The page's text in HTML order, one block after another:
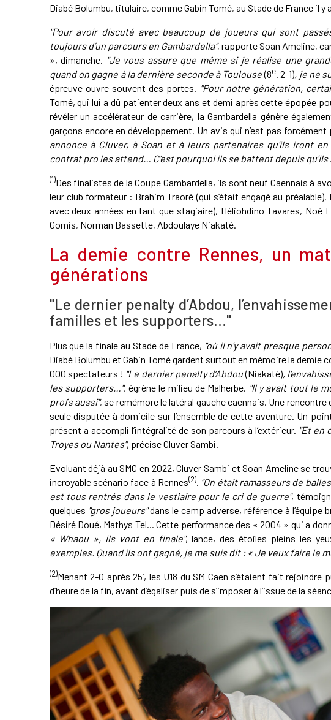
Diabé Bolumbu, titulaire, comme Gabin Tomé, au Stade de France il y
"Pour avoir discuté avec beaucoup de joueurs qui sont
toujours d’un parcours en Gambardella", rapporte Soan Ameline,
», dimanche. "Je vous assure que même si je réalise une
quand on gagne à la dernière seconde à Toulouse(8e. 2-1), je ne
épreuve ouvre souvent des portes. "Pour notre génération,
Tomé, qui lui a dû patienter deux ans et demi après cette épopée
révéler un accélérateur de carrière, la Gambardella génère
garçons encore en développement. Un avis qui n’est pas
annonce à Cluver, à Soan et à leurs partenaires qu’ils iront
contrat pro les attend… C’est pourquoi ils se battent depuis
(1)Des finalistes de la Coupe Gambardella, ils sont neuf Caennais à
leur club formateur : Brahim Traoré (qui s’était engagé au
avec deux années en tant que stagiaire), Héliohdino Tavares, Noé
Gomis, Norman Bassette, Abdoulaye Niakaté.
La demie contre Rennes, un
générations
"Le dernier penalty d’Abdou,
familles et les supporters…"
Plus que la finale au Stade de France, "où il n’y avait presque
Diabé Bolumbu et Gabin Tomé gardent surtout en mémoire la demie
000 spectateurs ! "Le dernier penalty d’Abdou(Niakaté),
les supporters…", égrène le milieu de Malherbe. "Il y avait tout le
profs aussi", se remémore le latéral gauche caennais. Une rencontre
seule disputée à domicile sur l’ensemble de cette aventure. Un
présent a accompli l’intégralité de son parcours à l’extérieur. "Et en
Troyes ou Nantes", précise Cluver Sambi.
Evoluant déjà au SMC en 2022, Cluver Sambi et Soan Ameline se
incroyable scénario face à Rennes(2). "On était ramasseurs de
est tous rentrés dans le vestiaire pour le cri de guerre",
quelques "gros joueurs"dans le camp adverse, référence à
Désiré Doué, Mathys Tel... Cette performance des « 2004 » qui a
« Whaou », ils vont en finale", lance, des étoiles pleins les
exemples. Quand ils ont gagné, je me suis dit : « Je veux faire le
(2)Menant 2-0 après 25’, les U18 du SM Caen s’étaient fait rejoindre
d’heure de la fin, avant d’égaliser puis de s’imposer à l’issue de la